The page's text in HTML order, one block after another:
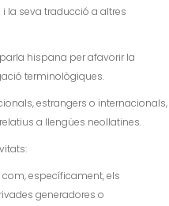
la seva traducció a altres
hispana per afavorir la
terminològiques.
estrangers o internacionals,
a llengües neollatines.
específicament, els
generadores o